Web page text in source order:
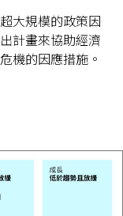
大規模的政策因
計畫來協助經濟
機的因應措施。